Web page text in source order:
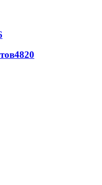
4820